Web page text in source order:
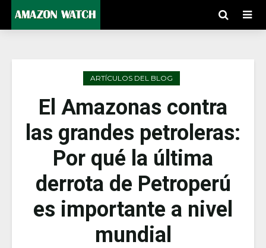
ARTÍCULOS DEL BLOG
El Amazonas contra
las grandes petroleras:
Por qué la última
derrota de Petroperú
es importante a nivel
mundial